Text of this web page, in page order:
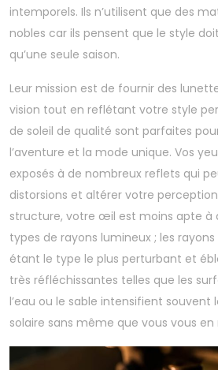
intemporels. Ils n’utilisent que des
nobles car ils pensent que le style
qu’une seule saison.
Leur mission est de fournir des
vision tout en reflétant votre style
de soleil de qualité sont parfaites
l’aventure et la mode unique. Vos
exposés à de nombreux reflets qui
distorsions et altérer votre
structure, votre œil est moins apte à
types de rayons lumineux ; les
étant le type le plus perturbant et
très réfléchissantes telles que les
l’eau ou le sable intensifient souvent
solaire sans même que vous vous